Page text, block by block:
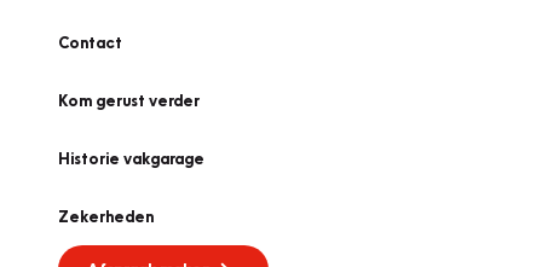
Contact
Kom gerust verder
Historie vakgarage
Zekerheden